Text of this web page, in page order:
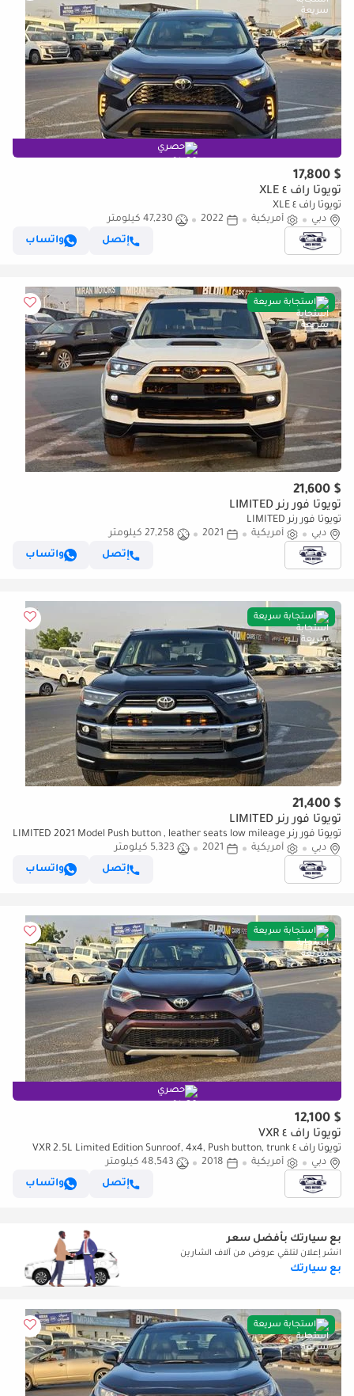
حصري
$ 17,800
تويوتا راف ٤ XLE
تويوتا راف ٤ XLE
دبي
أمريكية 2022
47,230 كيلومتر
إتصل
واتساب
استجابة سريعة
$ 21,600
تويوتا فور رنر LIMITED
تويوتا فور رنر LIMITED
دبي
أمريكية 2021
27,258 كيلومتر
إتصل
واتساب
استجابة سريعة
$ 21,400
تويوتا فور رنر LIMITED
تويوتا فور رنر LIMITED 2021 Model Push button , leather seats low mileage
5323km Only
دبي أمريكية 2021
5,323 كيلومتر
إتصل
واتساب
استجابة سريعة
حصري
$ 12,100
تويوتا راف ٤ VXR
تويوتا راف ٤ VXR 2.5L Limited Edition Sunroof, 4x4, Push button, trunk
automatic and original leather seats
دبي أمريكية 2018
48,543 كيلومتر
إتصل
واتساب
بع سيارتك بأفضل سعر
انشر إعلان لتلقي عروض من آلاف الشارين
بع سيارتك
استجابة سريعة